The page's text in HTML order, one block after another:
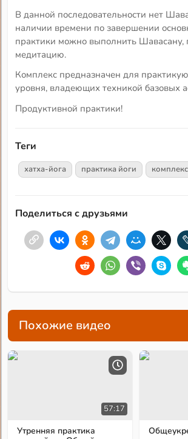
В данной последовательности нет
наличии времени по завершении
практики можно выполнить Шавасану,
медитацию.
Комплекс предназначен для
уровня, владеющих техникой базовых
Продуктивной практики!
Теги
хатха-йога практика йоги
Поделиться с друзьями
Похожие видео
57:17
Утренняя практика